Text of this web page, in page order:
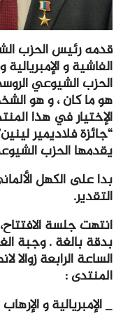
قدمه رئيس الحزب
الفاشية و
الحزب الشيوعي
هو ما كان ، و هو
الإختيار في هذا
“جائزة فلاديمير
يقدمها الحزب
بدا على الكهل
التقدير.
انتهت جلسة
بدقة بالغة . وجبة
الساعة الرابعة
المنتدى :
_ الإمبريالية و